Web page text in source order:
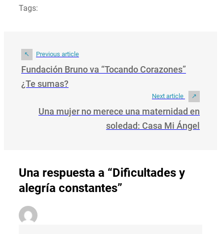
Tags:
Previous article
Fundación Bruno va “Tocando Corazones”
¿Te sumas?
Next article
Una mujer no merece una maternidad en
soledad: Casa Mi Ángel
Una respuesta a “Dificultades y
alegría constantes”